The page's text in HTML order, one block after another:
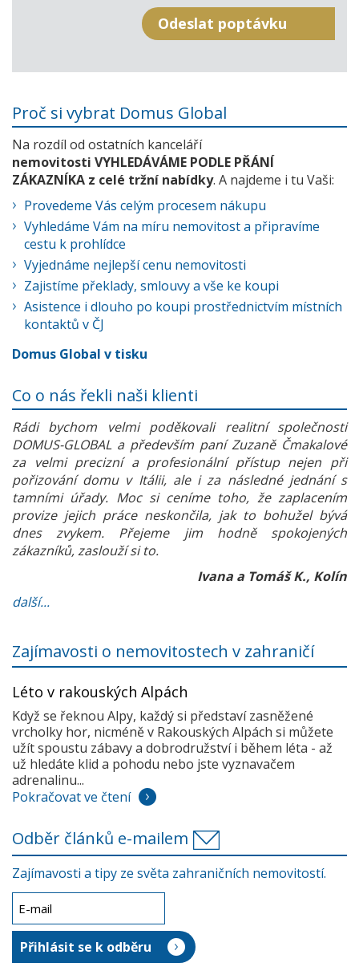
Proč si vybrat Domus Global
Na rozdíl od ostatních kanceláří
nemovitosti VYHLEDÁVÁME PODLE PŘÁNÍ
ZÁKAZNÍKA z celé tržní nabídky. A najdeme i tu Vaši:
Provedeme Vás celým procesem nákupu
Vyhledáme Vám na míru nemovitost a připravíme
cestu k prohlídce
Vyjednáme nejlepší cenu nemovitosti
Zajistíme překlady, smlouvy a vše ke koupi
Asistence i dlouho po koupi prostřednictvím místních
kontaktů v ČJ
Domus Global v tisku
Co o nás řekli naši klienti
Rádi bychom velmi poděkovali realitní společnosti
DOMUS-GLOBAL a především paní Zuzaně Čmakalové
za velmi precizní a profesionální přístup nejen při
pořizování domu v Itálii, ale i za následné jednání s
tamními úřady. Moc si ceníme toho, že zaplacením
provize jejich práce neskončila, jak to bohužel bývá
dnes zvykem. Přejeme jim hodně spokojených
zákazníků, zaslouží si to.
Ivana a Tomáš K., Kolín
další...
Zajímavosti o nemovitostech v zahraničí
Léto v rakouských Alpách
Když se řeknou Alpy, každý si představí zasněžené
vrcholky hor, nicméně v Rakouských Alpách si můžete
užít spoustu zábavy a dobrodružství i během léta - až
už hledáte klid a pohodu nebo jste vyznavačem
adrenalinu...
Pokračovat ve čtení
Odběr článků e-mailem
Zajímavosti a tipy ze světa zahraničních nemovitostí.